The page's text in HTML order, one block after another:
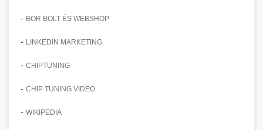
- BOR BOLT ÉS WEBSHOP
- LINKEDIN MARKETING
- CHIPTUNING
- CHIP TUNING VIDEO
- WIKIPEDIA